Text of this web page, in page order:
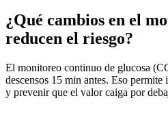
¿Qué cambios en el
reducen el riesgo?
El monitoreo continuo de glucosa
descensos 15 min antes. Eso
y prevenir que el valor caiga por